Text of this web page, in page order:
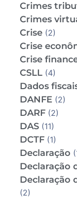
Crimes
Crimes
Crise (2)
Crise
Crise
CSLL (4)
Dados
DANFE (2)
DARF (2)
DAS (11)
DCTF (1)
Declaração
Declaração
Declaração
(2)